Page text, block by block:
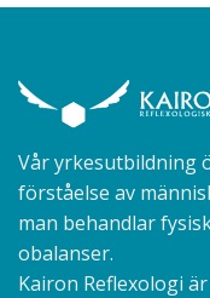
Vår yrkesutbildning
förståelse av
man behandlar
obalanser.
Kairon Reflexologi